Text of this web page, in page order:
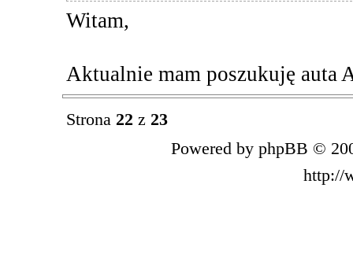
Witam,
Aktualnie mam poszukuję auta
Strona 22 z 23
Powered by phpBB ©
http://